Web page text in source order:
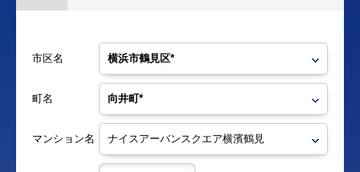
市区名
町名
マンション名